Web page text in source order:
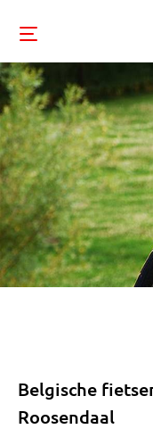
Belgische
Roosendaal